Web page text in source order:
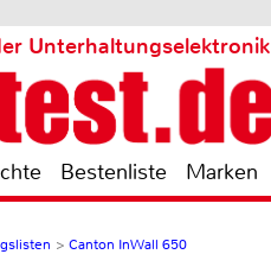
Unterhaltungselektronik
Bestenliste Marken
> Canton InWall 650